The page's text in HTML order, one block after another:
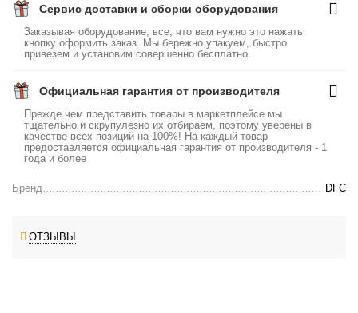
Сервис доставки и сборки оборудования
Заказывая оборудование, все, что вам нужно это нажать
кнопку оформить заказ. Мы бережно упакуем, быстро
привезем и установим совершенно бесплатно.
Официальная гарантия от производителя
Прежде чем представить товары в маркетплейсе мы
тщательно и скрупулезно их отбираем, поэтому уверены в
качестве всех позиций на 100%! На каждый товар
предоставляется официальная гарантия от производителя - 1
года и более
Бренд DFC
ОТЗЫВЫ